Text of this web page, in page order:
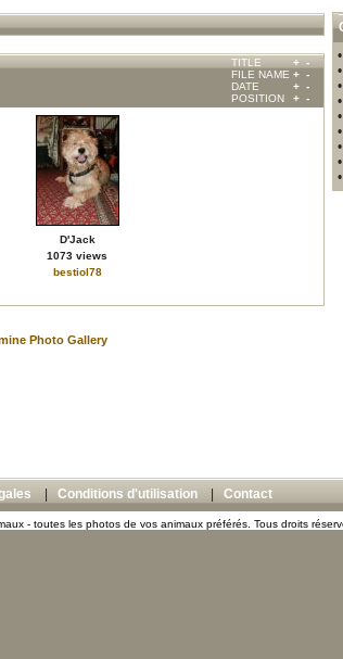
TITLE + -
FILE NAME + -
DATE
+ -
POSITION
+ -
D'Jack
1073 views
bestiol78
Photo Gallery
•
•
•
•
Conditions d'utilisation Contact
- toutes les photos de vos animaux préférés. Tous droits